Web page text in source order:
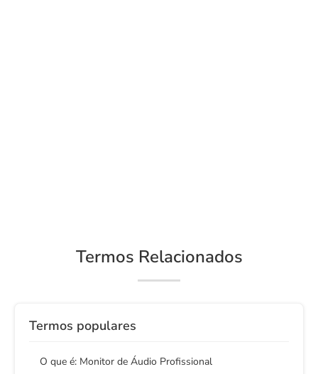
Termos Relacionados
Termos populares
O que é: Monitor de Áudio Profissional